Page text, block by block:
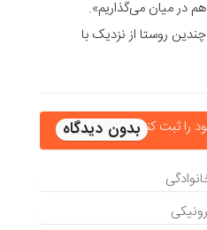
در میان می‌گذاریم».
روستا از نزدیک با
را ثبت کنید